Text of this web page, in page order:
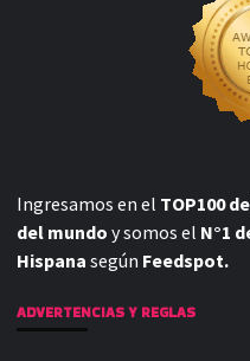
Ingresamos en el TOP100
del mundo y somos el N°1
Hispana según Feedspot.
ADVERTENCIAS Y REGLAS